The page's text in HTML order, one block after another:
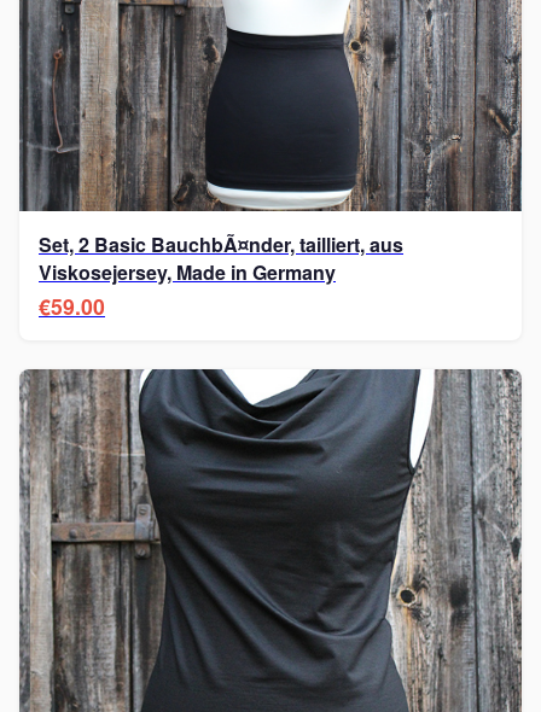
Set, 2 Basic BauchbÃ¤nder, tailliert, aus
Viskosejersey, Made in Germany
€59.00